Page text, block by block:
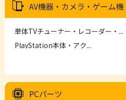
AV機器・カメラ・ゲーム機
単体TVチューナー・レコーダー・...
PlayStation本体・アク...
PCパーツ